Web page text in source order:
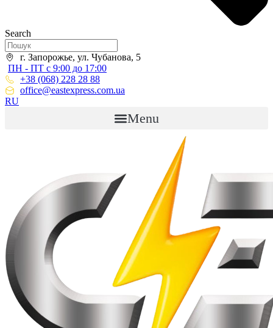
Search
г. Запорожье, ул. Чубанова, 5
ПН - ПТ с 9:00 до 17:00
+38 (068) 228 28 88
office@eastexpress.com.ua
RU
Menu